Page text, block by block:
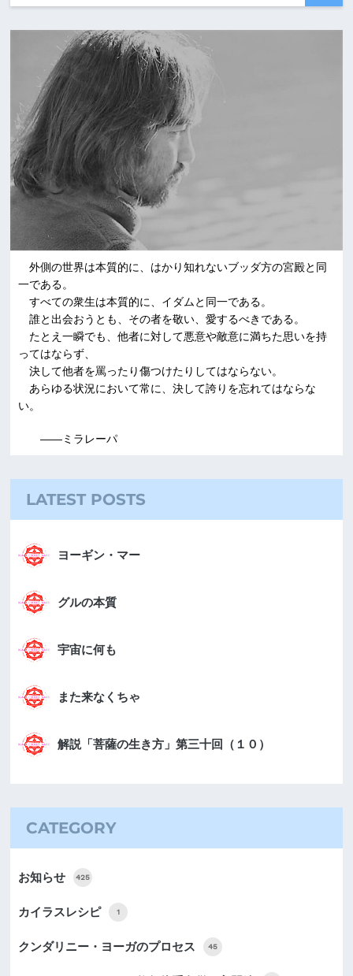
外側の世界は本質的に、はかり知れないブッダ方の宮殿と同
一である。
すべての衆生は本質的に、イダムと同一である。
誰と出会おうとも、その者を敬い、愛するべきである。
たとえ一瞬でも、他者に対して悪意や敵意に満ちた思いを持
ってはならず、
決して他者を罵ったり傷つけたりしてはならない。
あらゆる状況において常に、決して誇りを忘れてはならな
い。
――ミラレーパ
LATEST POSTS
ヨーギン・マー
グルの本質
宇宙に何も
また来なくちゃ
解説「菩薩の生き方」第三十回（１０）
CATEGORY
お知らせ 425
カイラスレシピ 1
クンダリニー・ヨーガのプロセス 45